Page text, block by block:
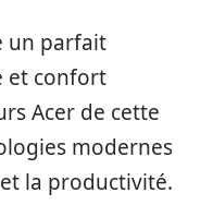
un parfait
et confort
Acer de cette
modernes
la productivité.